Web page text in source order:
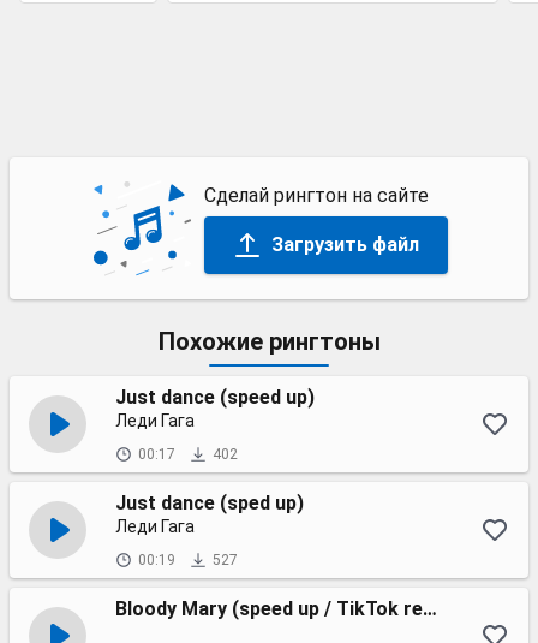
Сделай рингтон на сайте
Загрузить файл
Похожие рингтоны
Just dance (speed up)
Леди Гага
00:17 402
Just dance (sped up)
Леди Гага
00:19 527
Bloody Mary (speed up / TikTok remix)